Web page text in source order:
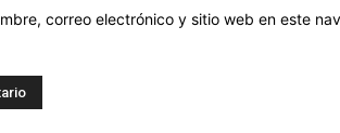
correo electrónico y sitio web en este